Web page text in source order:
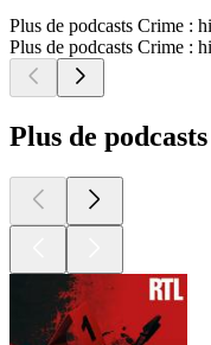
Plus de podcasts Crime :
Plus de podcasts Crime :
Plus de